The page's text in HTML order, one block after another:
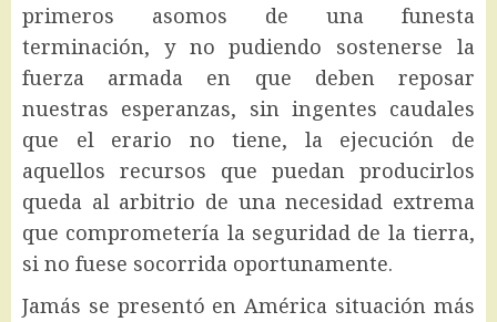
primeros asomos de una funesta
terminación, y no pudiendo sostenerse la
fuerza armada en que deben reposar
nuestras esperanzas, sin ingentes caudales
que el erario no tiene, la ejecución de
aquellos recursos que puedan producirlos
queda al arbitrio de una necesidad extrema
que comprometería la seguridad de la tierra,
si no fuese socorrida oportunamente.
Jamás se presentó en América situación más